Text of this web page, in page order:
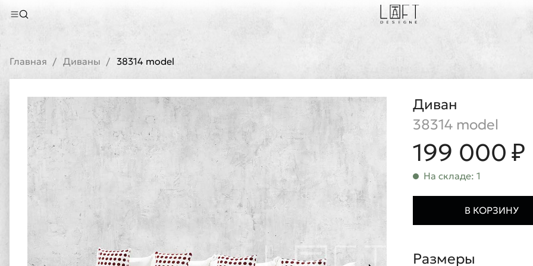
Главная Диваны 38314 model
Диван
38314 model
199 000 ₽
На складе: 1
В КОРЗИНУ
Размеры